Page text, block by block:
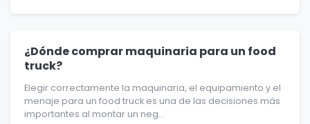
¿Dónde comprar maquinaria para un food
truck?
Elegir correctamente la maquinaria, el equipamiento y el
menaje para un food truck es una de las decisiones más
importantes al montar un neg...